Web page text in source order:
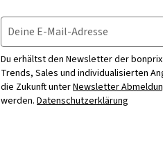
Deine E-Mail-Adresse
Du erhältst den Newsletter der
Trends, Sales und individualisierten
die Zukunft unterNewsletter
werden. Datenschutzerklärung